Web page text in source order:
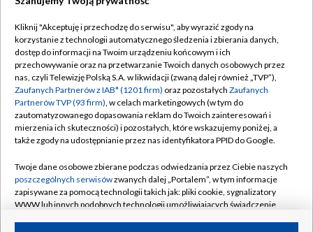
TVP
Abonament TVP
Emisja w TVP
Centrum informacji TVP
Naziemna Telewizja Cyfrowa
Rada Programowa
System NOS
Informacje o nadawcy
Regulamin TVP
Polityka prywatności
Moje zgody
Pomoc
Kontakt
Kanały
Kliknij "Akceptuję i przechodzę do serwisu", aby wyrazić zgody na
korzystanie z technologii automatycznego śledzenia i zbierania danych,
dostęp do informacji na Twoim urządzeniu końcowym i ich
przechowywanie oraz na przetwarzanie Twoich danych osobowych przez
nas, czyli Telewizję Polską S.A. w likwidacji (zwaną dalej również „TVP”),
Zaufanych Partnerów z IAB* (1201 firm) oraz pozostałych Zaufanych
Partnerów TVP (93 firm), w celach marketingowych (w tym do
zautomatyzowanego dopasowania reklam do Twoich zainteresowań i
mierzenia ich skuteczności) i pozostałych, które wskazujemy poniżej, a
także zgody na udostępnianie przez nas identyfikatora PPID do Google.
Twoje dane osobowe zbierane podczas odwiedzania przez Ciebie naszych
poszczególnych serwisówzwanych dalej „Portalem”, w tym informacje
zapisywane za pomocą technologii takich jak: pliki cookie, sygnalizatory
WWW lub innych podobnych technologii umożliwiających świadczenie